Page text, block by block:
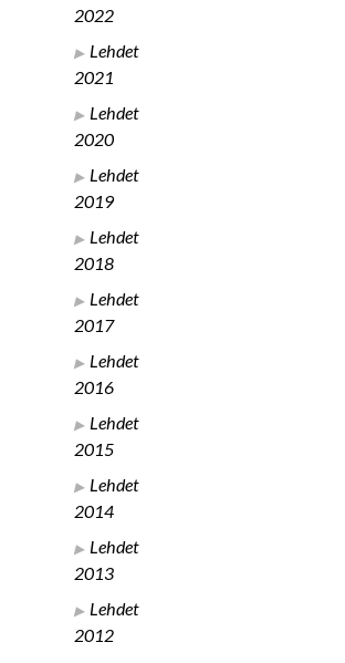
2022
Lehdet
2021
Lehdet
2020
Lehdet
2019
Lehdet
2018
Lehdet
2017
Lehdet
2016
Lehdet
2015
Lehdet
2014
Lehdet
2013
Lehdet
2012